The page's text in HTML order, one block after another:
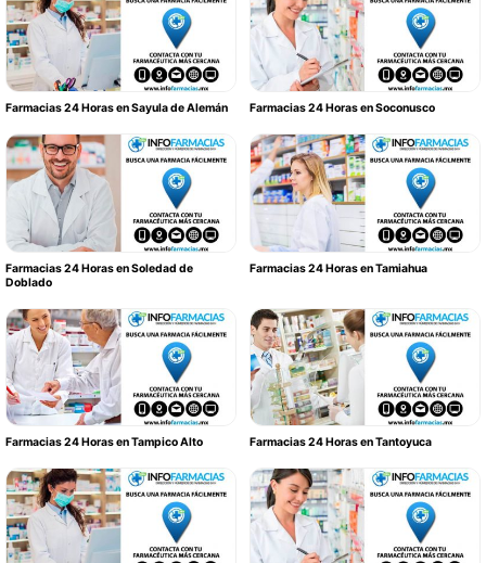
Farmacias 24 Horas en Sayula de Alemán Farmacias 24 Horas en Soconusco
Farmacias 24 Horas en Soledad de
Doblado
Farmacias 24 Horas en Tamiahua
Farmacias 24 Horas en Tampico Alto Farmacias 24 Horas en Tantoyuca